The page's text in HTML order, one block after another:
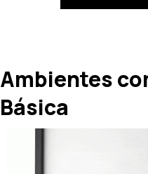
Ambientes
Básica